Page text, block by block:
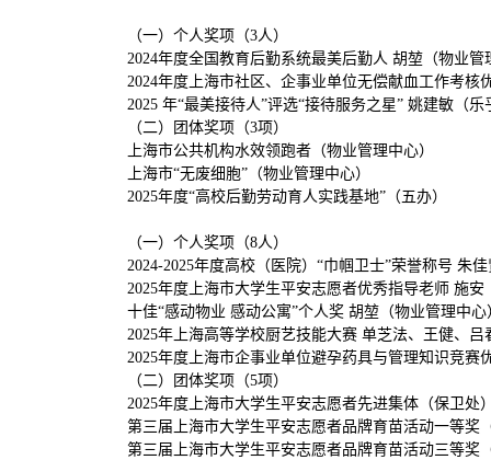
（一）个人奖项（3人）
2024年度全国教育后勤系统最美后勤人 胡堃（物业管
2024年度上海市社区、企事业单位无偿献血工作考核
2025 年“最美接待人”评选“接待服务之星” 姚建敏（
（二）团体奖项（3项）
上海市公共机构水效领跑者（物业管理中心）
上海市“无废细胞”（物业管理中心）
2025年度“高校后勤劳动育人实践基地”（五办）
（一）个人奖项（8人）
2024-2025年度高校（医院）“巾帼卫士”荣誉称号 朱
2025年度上海市大学生平安志愿者优秀指导老师 施安
十佳“感动物业 感动公寓”个人奖 胡堃（物业管理中心
2025年上海高等学校厨艺技能大赛 单芝法、王健、
2025年度上海市企事业单位避孕药具与管理知识竞赛
（二）团体奖项（5项）
2025年度上海市大学生平安志愿者先进集体（保卫处
第三届上海市大学生平安志愿者品牌育苗活动一等奖
第三届上海市大学生平安志愿者品牌育苗活动三等奖